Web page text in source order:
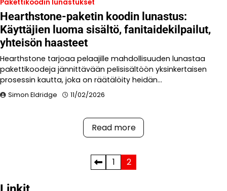
Pakettikoodin lunastukset
Hearthstone-paketin koodin lunastus:
Käyttäjien luoma sisältö, fanitaidekilpailut,
yhteisön haasteet
Hearthstone tarjoaa pelaajille mahdollisuuden lunastaa
pakettikoodeja jännittävään pelisisältöön yksinkertaisen
prosessin kautta, joka on räätälöity heidän…
Simon Eldridge 11/02/2026
Read more
pagination
1 2